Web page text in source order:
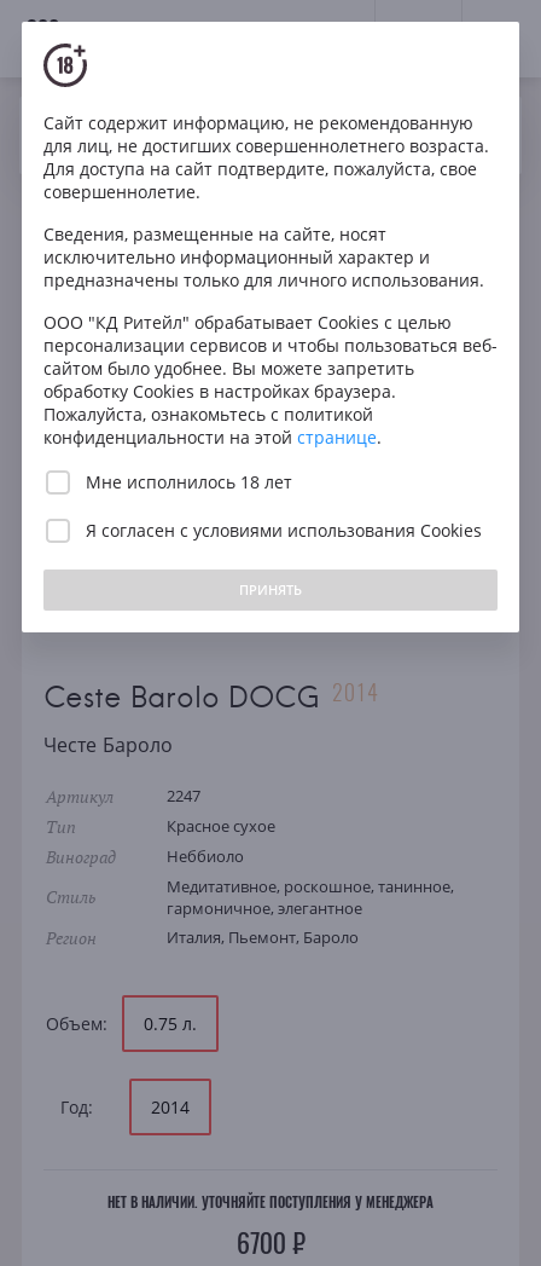
18+
Ваш город Москва ? Да
Вино Красное Сухое
Италия
Ceste Barolo DOCG
Ceste Barolo DOCG 2014
Честе Бароло
Артикул 2247
Тип Красное сухое
Виноград Неббиоло
Стиль
Медитативное, роскошное, танинное,
гармоничное, элегантное
Регион Италия, Пьемонт, Бароло
Объем: 0.75 л.
Год: 2014
НЕТ В НАЛИЧИИ. УТОЧНЯЙТЕ ПОСТУПЛЕНИЯ У МЕНЕДЖЕРА
6700 ₽
Сайт содержит информацию, не рекомендованную
для лиц, не достигших совершеннолетнего возраста.
Для доступа на сайт подтвердите, пожалуйста, свое
совершеннолетие.
Сведения, размещенные на сайте, носят
исключительно информационный характер и
предназначены только для личного использования.
ООО "КД Ритейл" обрабатывает Cookies с целью
персонализации сервисов и чтобы пользоваться веб-
сайтом было удобнее. Вы можете запретить
обработку Cookies в настройках браузера.
Пожалуйста, ознакомьтесь с политикой
конфиденциальности на этой странице.
Мне исполнилось 18 лет
Я согласен с условиями использования Cookies
ПРИНЯТЬ